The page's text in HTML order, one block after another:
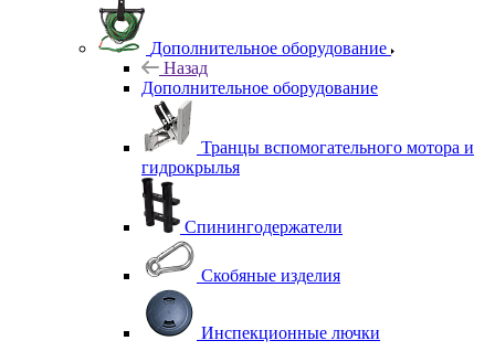
Дополнительное оборудование
Назад
Дополнительное оборудование
Транцы вспомогательного мотора и
гидрокрылья
Спинингодержатели
Скобяные изделия
Инспекционные лючки